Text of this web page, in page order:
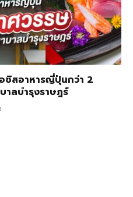
อซิสอาหารญี่ปุ่นกว่า 2
าลบำรุงราษฎร์